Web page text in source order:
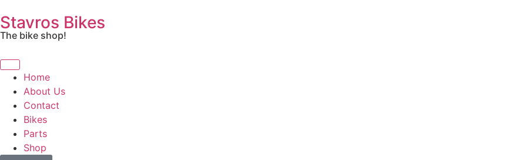
Stavros Bikes
The bike shop!
Home
About Us
Contact
Bikes
Parts
Shop